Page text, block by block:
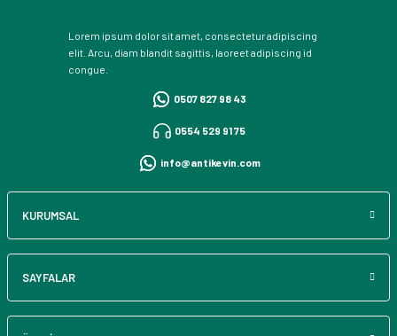
Lorem ipsum dolor sit amet, consectetur adipiscing
elit. Arcu, diam blandit sagittis, laoreet adipiscing id
congue.
0507 827 98 43
0554 529 91 75
info@antikevin.com
KURUMSAL
SAYFALAR